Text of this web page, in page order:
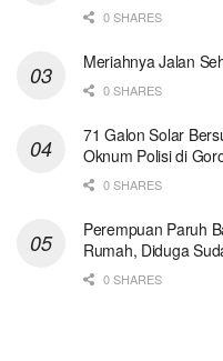
0 SHARES
Meriahnya Jalan
0 SHARES
71 Galon Solar
Oknum Polisi di
0 SHARES
Perempuan Paruh
Rumah, Diduga
0 SHARES